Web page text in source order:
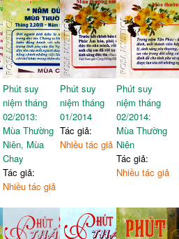
Phút suy
niệm tháng
02/2013:
Mùa Thường
Niên, Mùa
Chay
Tác giả:
Nhiều tác giả
Phút suy
niệm tháng
01/2014
Tác giả:
Nhiều tác giả
Phút suy
niệm tháng
02/2014:
Mùa Thường
Niên
Tác giả:
Nhiều tác giả